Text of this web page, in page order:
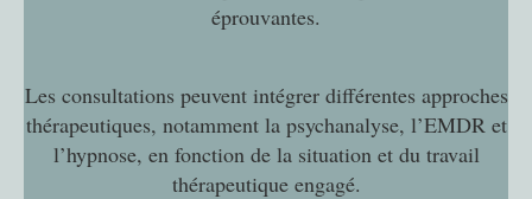
éprouvantes.
Les consultations peuvent intégrer différentes approches
thérapeutiques, notamment la psychanalyse, l’EMDR et
l’hypnose, en fonction de la situation et du travail
thérapeutique engagé.